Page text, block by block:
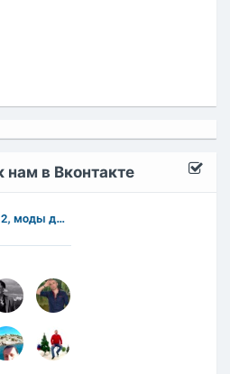
нам в Вконтакте